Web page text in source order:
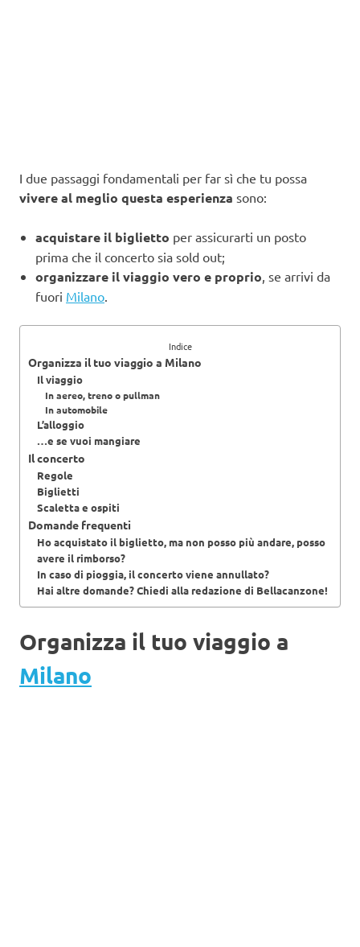
I due passaggi fondamentali per far sì che tu possa
vivere al meglio questa esperienza sono:
acquistare il biglietto per assicurarti un posto
prima che il concerto sia sold out;
organizzare il viaggio vero e proprio, se arrivi da
fuori Milano.
Indice
Organizza il tuo viaggio a Milano
Il viaggio
In aereo, treno o pullman
In automobile
L’alloggio
…e se vuoi mangiare
Il concerto
Regole
Biglietti
Scaletta e ospiti
Domande frequenti
Ho acquistato il biglietto, ma non posso più andare, posso
avere il rimborso?
In caso di pioggia, il concerto viene annullato?
Hai altre domande? Chiedi alla redazione di Bellacanzone!
Organizza il tuo viaggio a
Milano